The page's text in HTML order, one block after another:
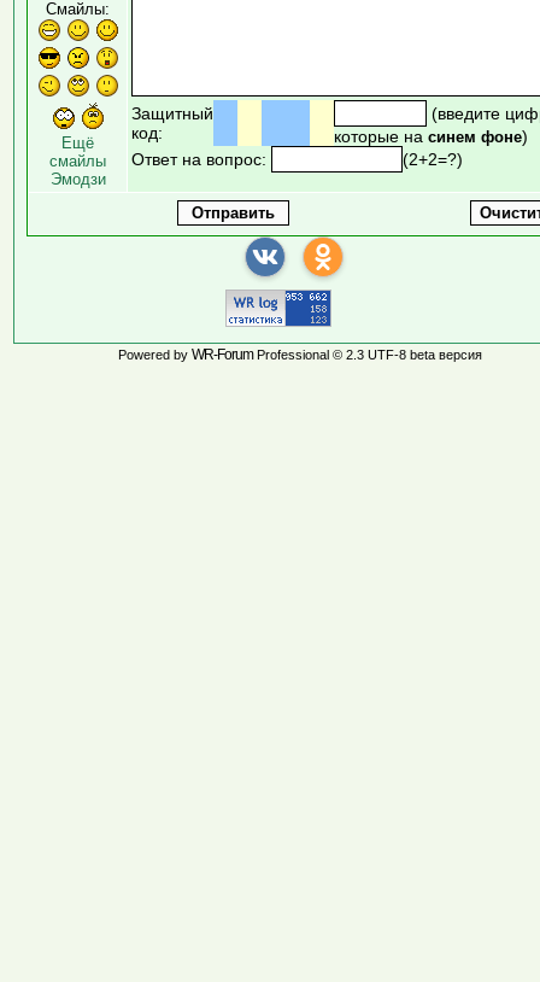
Смайлы:
Ещё
смайлы
Эмодзи
Защитный
код:
(введите
которые на синем фоне)
Ответ на вопрос:
(2+2=?)
Powered by WR-ForumProfessional © 2.3 UTF-8 beta версия